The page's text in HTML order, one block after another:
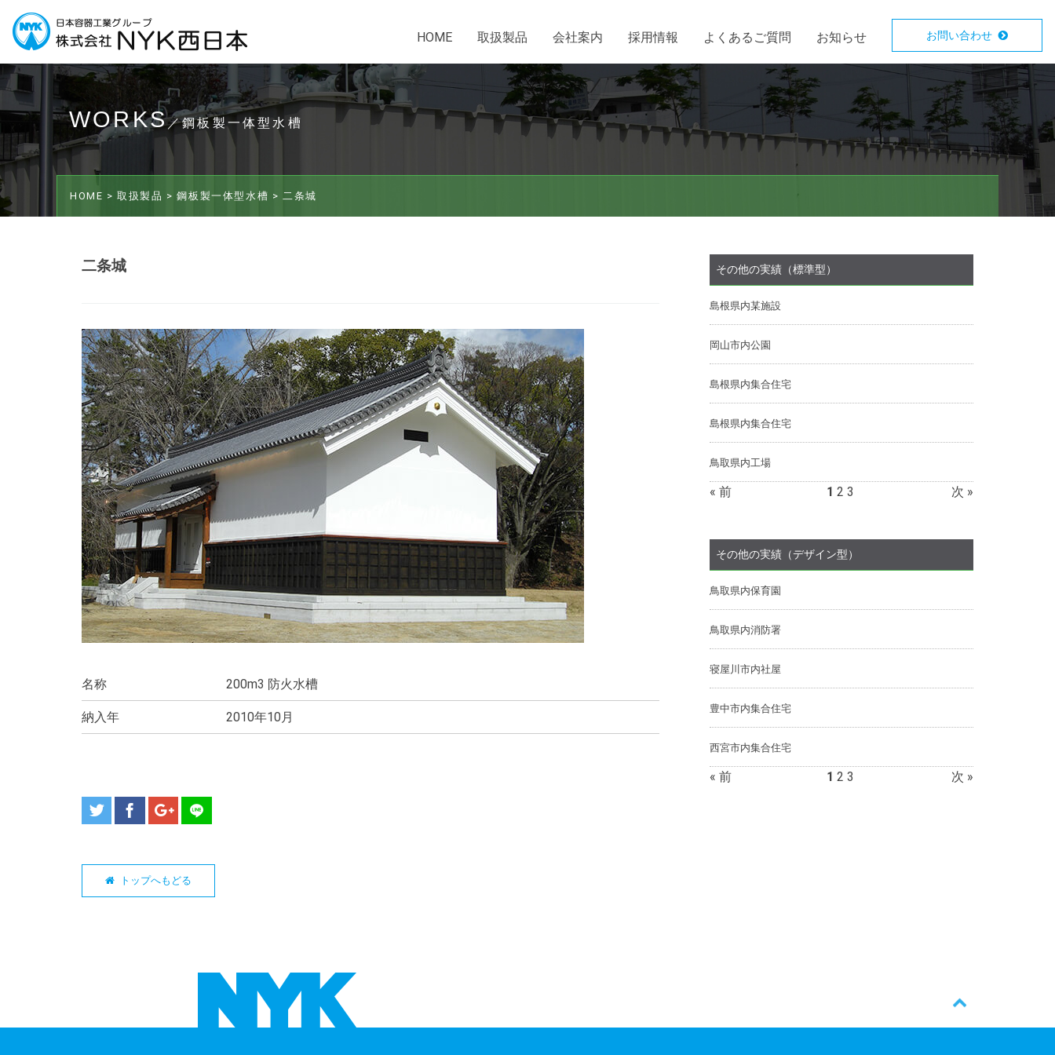
HOME 取扱製品 会社案内 採用情報 よくあるご質問 お知らせ お問い合わせ
WORKS／鋼板製一体型水槽
HOME >取扱製品 >鋼板製一体型水槽 >二条城
二条城
名称 200m3 防火水槽
納入年 2010年10月
その他の実績（標準型）
島根県内某施設
岡山市内公園
島根県内集合住宅
島根県内集合住宅
鳥取県内工場
« 前 1 2 3 次 »
その他の実績（デザイン型）
鳥取県内保育園
鳥取県内消防署
寝屋川市内社屋
豊中市内集合住宅
西宮市内集合住宅
« 前 1 2 3 次 »
トップへもどる